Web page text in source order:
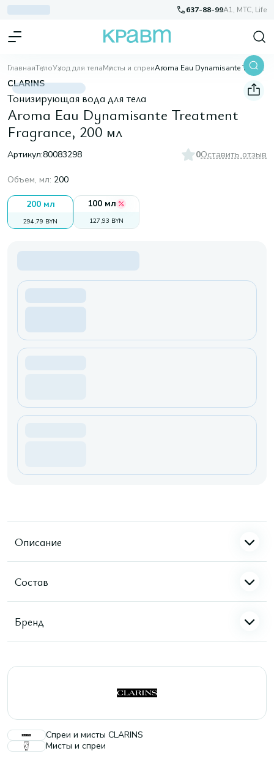
637-88-99A1, МТС, Life
ГлавнаяТелоУход для телаМисты и спреи Aroma Eau Dynamisante Treatment Fragrance, 200 мл
CLARINS
Тонизирующая вода для тела
Aroma Eau Dynamisante Treatment
Fragrance, 200 мл
Артикул:80083298 0Оставить отзыв
Объем, мл: 200
200 мл
294,79 BYN
100 мл
127,93 BYN
Описание
Состав
Бренд
Спреи и мисты CLARINS
Мисты и спреи